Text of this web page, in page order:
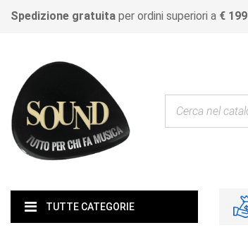
Spedizione gratuita per ordini superiori a € 199
TUTTE CATEGORIE